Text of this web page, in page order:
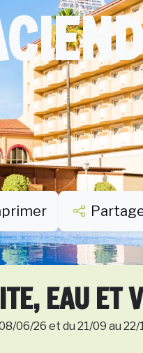
EAU ET
06/26 et du 21/09 au 22/